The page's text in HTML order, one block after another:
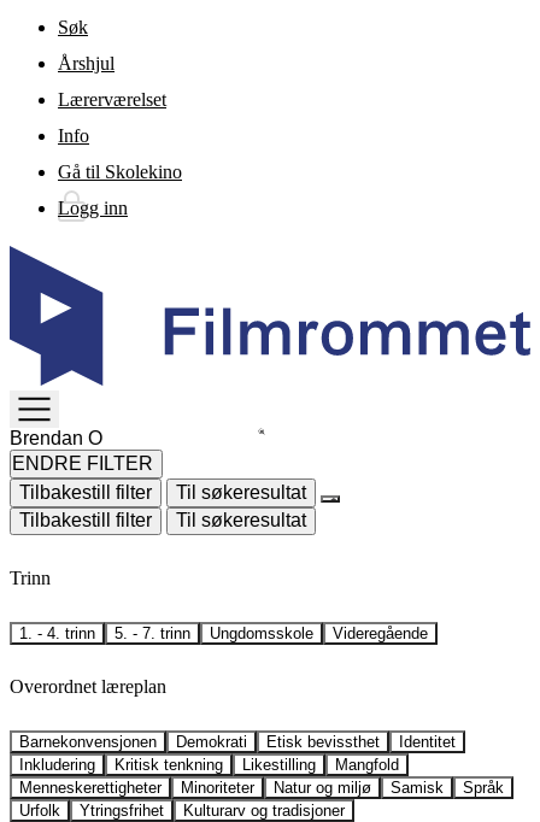
Gå til hovedinnhold
Søk
Årshjul
Lærerværelset
Info
Gå til Skolekino
Logg inn
TOGGLE
MENU
ENDRE FILTER
Tilbakestill filter
Til søkeresultat
Tilbakestill filter
Til søkeresultat
Trinn
1. - 4. trinn 5. - 7. trinn Ungdomsskole Videregående
Overordnet læreplan
Barnekonvensjonen Demokrati Etisk bevissthet
Identitet
Inkludering
Kritisk tenkning Likestilling
Mangfold
Menneskerettigheter
Minoriteter Natur og miljø Samisk
Språk
Urfolk
Ytringsfrihet Kulturarv og tradisjoner